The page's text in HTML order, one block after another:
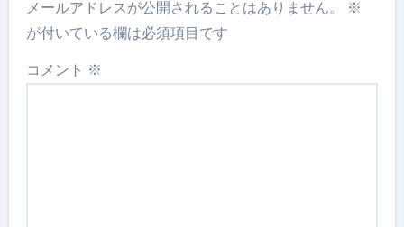
メールアドレスが公開されることはありません。
※
が付いている欄は必須項目です
コメント ※